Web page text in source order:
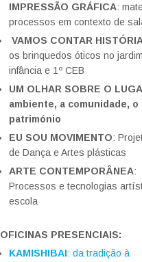
IMPRESSÃO GRÁFICA:
processos em contexto de
VAMOS CONTAR
os brinquedos óticos no
infância e 1º CEB
UM OLHAR SOBRE O
ambiente, a comunidade, o
património
EU SOU MOVIMENTO:
de Dança e Artes plásticas
ARTE CONTEMPORÂNEA:
Processos e tecnologias
escola
OFICINAS PRESENCIAIS:
KAMISHIBAI: da tradição à